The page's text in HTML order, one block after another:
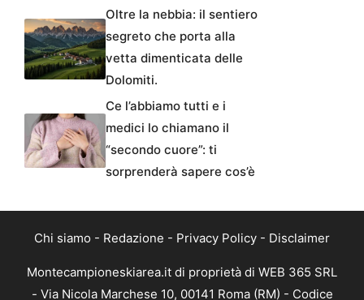
Oltre la nebbia: il sentiero
segreto che porta alla
vetta dimenticata delle
Dolomiti.
Ce l’abbiamo tutti e i
medici lo chiamano il
“secondo cuore”: ti
sorprenderà sapere cos’è
Chi siamo - Redazione - Privacy Policy - Disclaimer
Montecampioneskiarea.it di proprietà di WEB 365 SRL
- Via Nicola Marchese 10, 00141 Roma (RM) - Codice